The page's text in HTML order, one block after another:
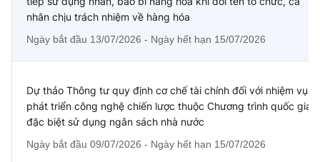
nhân chịu trách nhiệm về hàng hóa
Ngày bắt đầu 13/07/2026 - Ngày hết hạn 15/07/2026
Dự thảo Thông tư quy định cơ chế tài chính đối với nhiệm vụ
phát triển công nghệ chiến lược thuộc Chương trình quốc gia
đặc biệt sử dụng ngân sách nhà nước
Ngày bắt đầu 09/07/2026 - Ngày hết hạn 15/07/2026